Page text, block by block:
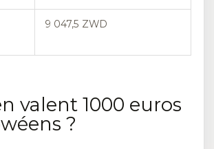
9 047,5 ZWD
valent 1000 euros
?